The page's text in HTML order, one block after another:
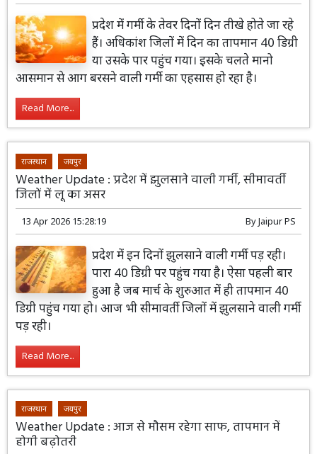
प्रदेश में गर्मी के तेवर दिनों दिन तीखे होते जा रहे
हैं। अधिकांश जिलों में दिन का तापमान 40 डिग्री
या उसके पार पहुंच गया। इसके चलते मानो
आसमान से आग बरसने वाली गर्मी का एहसास हो रहा है।
Read More...
राजस्थान जयपुर
Weather Update : प्रदेश में झुलसाने वाली गर्मी, सीमावर्ती
जिलों में लू का असर
13 Apr 2026 15:28:19 ByJaipur PS
प्रदेश में इन दिनों झुलसाने वाली गर्मी पड़ रही।
पारा 40 डिग्री पर पहुंच गया है। ऐसा पहली बार
हुआ है जब मार्च के शुरुआत में ही तापमान 40
डिग्री पहुंच गया हो। आज भी सीमावर्ती जिलों में झुलसाने वाली गर्मी
पड़ रही।
Read More...
राजस्थान जयपुर
Weather Update : आज से मौसम रहेगा साफ, तापमान में
होगी बढ़ोतरी